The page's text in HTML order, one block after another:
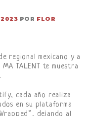
2023 POR FLOR
regional mexicano y a
TALENT te muestra
cada año realiza
en su plataforma